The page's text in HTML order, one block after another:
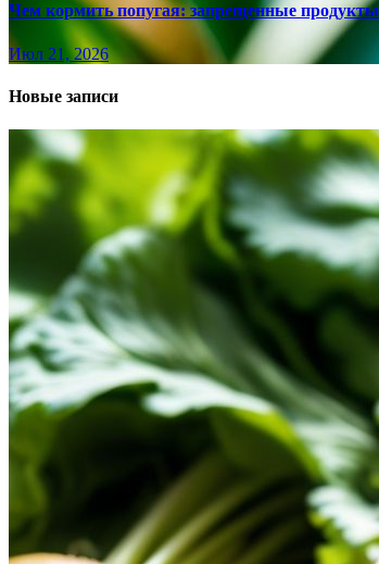
Чем кормить попугая: запрещенные продукты
Июл 21, 2026
Новые записи